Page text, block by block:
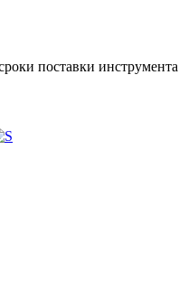
поставки